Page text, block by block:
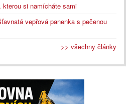
kterou si namícháte sami
vepřová panenka s pečenou
>> všechny články